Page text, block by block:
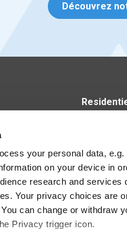
your personal data,
on your device in
research and
Your privacy choices are
can change or withdraw
Privacy trigger icon.
Découvrez
20T